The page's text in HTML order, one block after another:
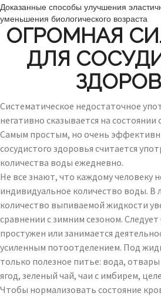
Доказанные способы улучшения
уменьшения биологического возраста
ОГРОМНАЯ
ДЛЯ
Систематическое недостаточное
негативно сказывается на состоянии
Самым простым, но очень
сосудистого здоровья считается
количества воды ежедневно.
Не все знают, что каждому человеку
индивидуальное количество воды. В
количество выпиваемой жидкости
сравнении с зимним сезоном.
простужен или занимается
усиленным потоотделением. Под
только полезное питье: вода,
ягод, зеленый чай, чаи с имбирем,
Чтобы нормализовать состояние